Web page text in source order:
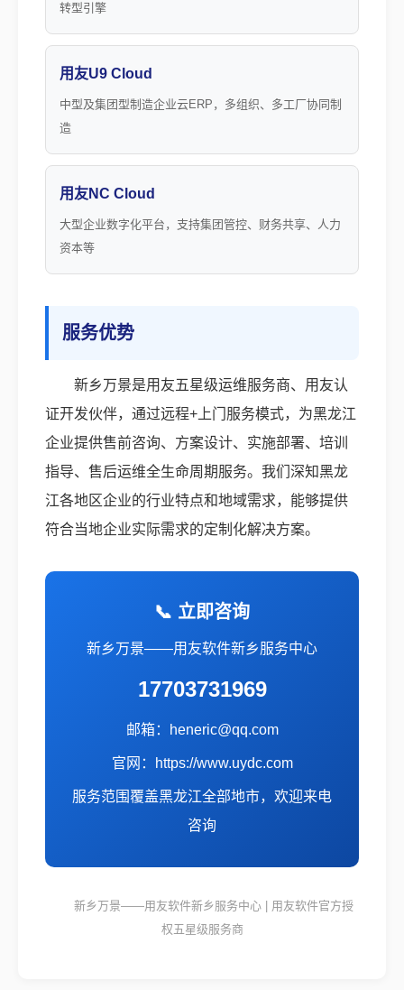
转型引擎
用友U9 Cloud
中型及集团型制造企业云ERP，多组织、多工厂协同制
造
用友NC Cloud
大型企业数字化平台，支持集团管控、财务共享、人力
资本等
服务优势
新乡万景是用友五星级运维服务商、用友认
证开发伙伴，通过远程+上门服务模式，为黑龙江
企业提供售前咨询、方案设计、实施部署、培训
指导、售后运维全生命周期服务。我们深知黑龙
江各地区企业的行业特点和地域需求，能够提供
符合当地企业实际需求的定制化解决方案。
📞 立即咨询
新乡万景——用友软件新乡服务中心
17703731969
邮箱：heneric@qq.com
官网：https://www.uydc.com
服务范围覆盖黑龙江全部地市，欢迎来电
咨询
新乡万景——用友软件新乡服务中心 | 用友软件官方授
权五星级服务商